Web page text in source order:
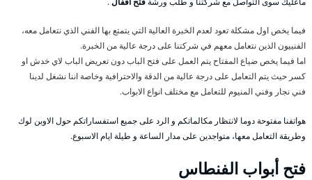
فيما يخص اول مشكلة تعود لعدم الخبرة العالية التي يتمتع بها الفني الذي نتعامل معه،
الفنييون الذين نتعامل معهم في شركتنا على درجة عالية من الخبرة.
اما فيما يخص ضياع المفتاح يتم العمل على فتح الباب دون تعريض الباب لاي خدش او
كسر حيث يتم التعامل على درجة عالية من الدقة والاحترافية وخاصة اننا نشغل لدينا
فني نجار وفني المنيوم للتعامل مع مختلف انواع الابواب.
هواتفنا مفتوحة دوما لانتظار مكالماتكم و الرد على جميع استفساراتكم حول الاوبن لوك
وطريقة التعامل معها، متواجدين على مدار الساعة و طيلة ايام الاسبوع.
فتح أبواب الفنطاس